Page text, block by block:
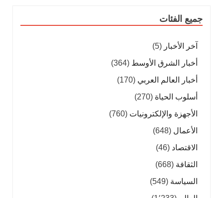
جميع الفئات
آخر الأخبار (5)
أخبار الشرق الأوسط (364)
أخبار العالم العربي (170)
أسلوب الحياة (270)
الأجهزة والإلكترونيات (760)
الأعمال (648)
الاقتصاد (46)
الثقافة (668)
السياسة (549)